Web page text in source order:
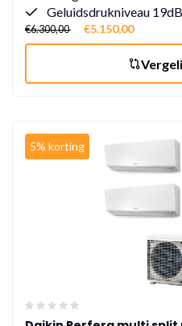
Geluidsdrukniveau
€6.300,00 €5.150,00
5% korting